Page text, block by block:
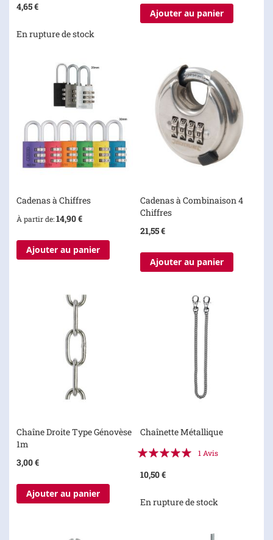
4,65 €
En rupture de stock
Ajouter au panier
Cadenas à Chiffres
À partir de 14,90 €
Ajouter au panier
Cadenas à Combinaison 4
Chiffres
21,55 €
Ajouter au panier
Chaîne Droite Type Génovèse
1m
3,00 €
Ajouter au panier
Chaînette Métallique
Évaluation:
1 Avis
10,50 €
En rupture de stock